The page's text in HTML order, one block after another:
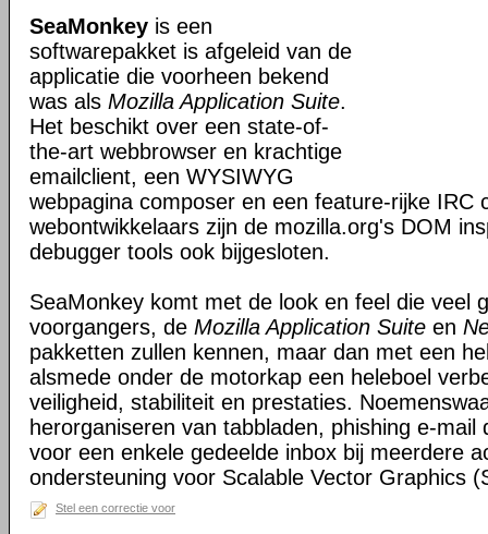
SeaMonkey is een
softwarepakket is afgeleid van de
applicatie die voorheen bekend
was als Mozilla Application Suite.
Het beschikt over een state-of-
the-art webbrowser en krachtige
emailclient, een WYSIWYG
webpagina composer en een feature-rijke IRC
webontwikkelaars zijn de mozilla.org's DOM
debugger tools ook bijgesloten.
SeaMonkey komt met de look en feel die veel
voorgangers, de Mozilla Application Suite en
pakketten zullen kennen, maar dan met een
alsmede onder de motorkap een heleboel
veiligheid, stabiliteit en prestaties.
herorganiseren van tabbladen, phishing e-mail
voor een enkele gedeelde inbox bij meerdere
ondersteuning voor Scalable Vector Graphics
Stel een correctie voor